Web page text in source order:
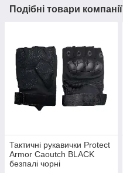
Подібні товари компанії
Тактичні рукавички Protect
Armor Caoutch BLACK
безпалі чорні